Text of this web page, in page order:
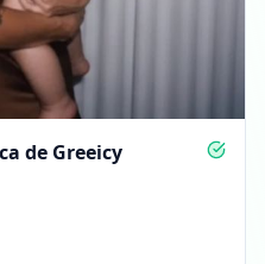
de Greeicy